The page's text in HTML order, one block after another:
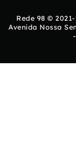
Rede 98 ©
Avenida Nossa